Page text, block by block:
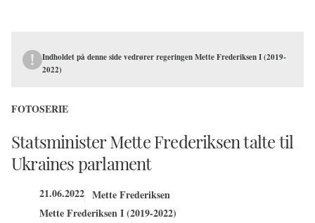
Indholdet på denne side vedrører regeringen Mette Frederiksen I (2019-
2022)
FOTOSERIE
Statsminister Mette Frederiksen talte til
Ukraines parlament
21.06.2022 Mette Frederiksen
Mette Frederiksen I (2019-2022)